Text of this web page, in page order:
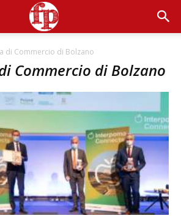
di Commercio di Bolzano
Commercio di Bolzano